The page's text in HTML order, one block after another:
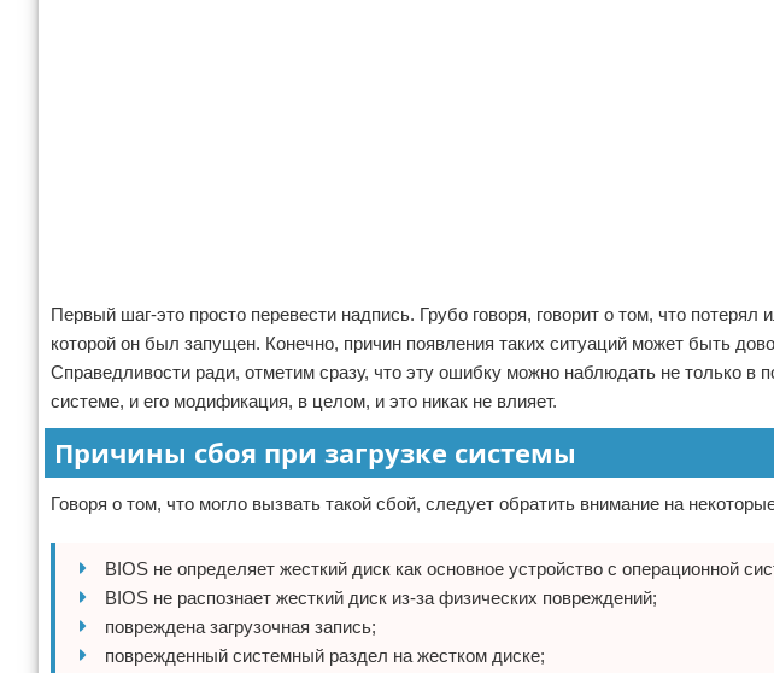
Первый шаг-это просто перевести надпись. Грубо говоря, говорит о том, что
которой он был запущен. Конечно, причин появления таких ситуаций может быть
Справедливости ради, отметим сразу, что эту ошибку можно наблюдать не только в
системе, и его модификация, в целом, и это никак не влияет.
Причины сбоя при загрузке системы
Говоря о том, что могло вызвать такой сбой, следует обратить внимание на
BIOS не определяет жесткий диск как основное устройство с операционной
BIOS не распознает жесткий диск из-за физических повреждений;
повреждена загрузочная запись;
поврежденный системный раздел на жестком диске;